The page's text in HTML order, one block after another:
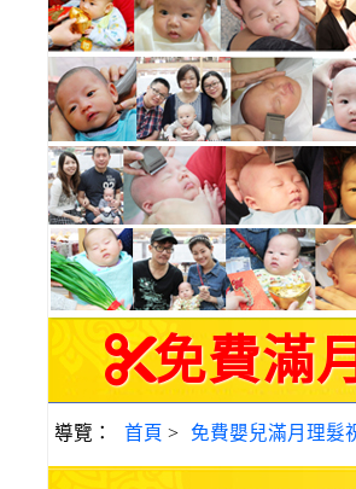
免費滿
導覽： 首頁 > 免費嬰兒滿月理髮